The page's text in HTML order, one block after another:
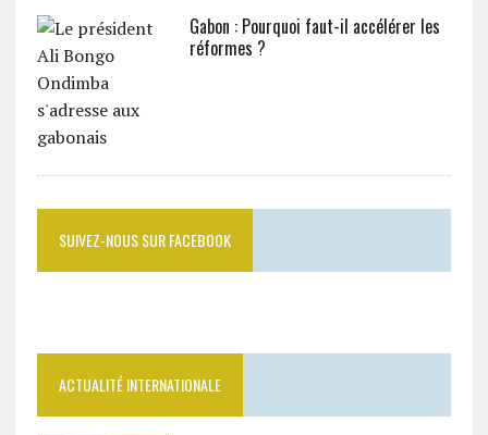
Gabon : Pourquoi faut-il accélérer les
réformes ?
SUIVEZ-NOUS SUR FACEBOOK
ACTUALITÉ INTERNATIONALE